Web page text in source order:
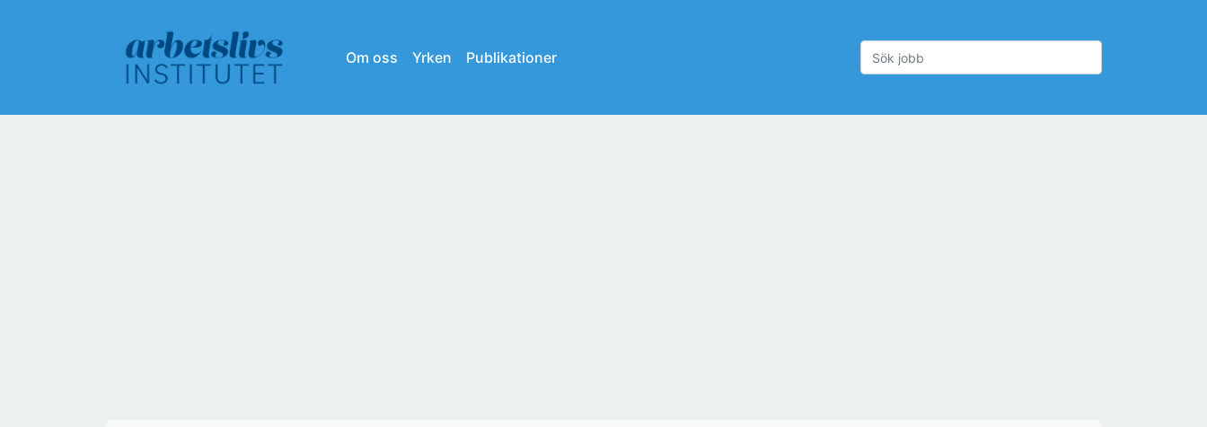
Om oss Yrken Publikationer